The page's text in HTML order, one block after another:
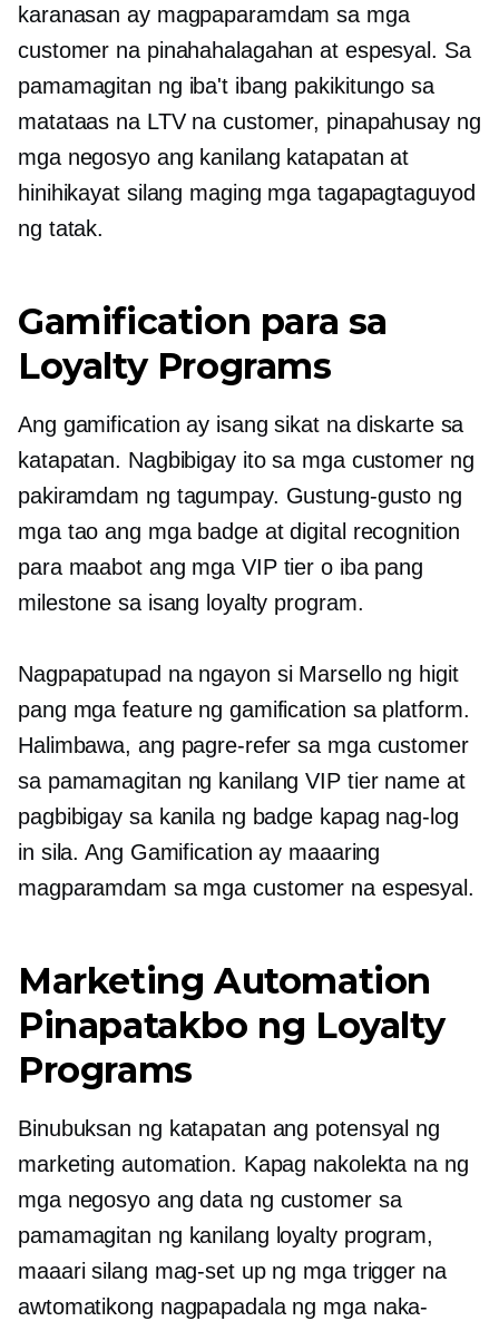
karanasan ay magpaparamdam sa mga
customer na pinahahalagahan at espesyal. Sa
pamamagitan ng iba't ibang pakikitungo sa
matataas na LTV na customer, pinapahusay ng
mga negosyo ang kanilang katapatan at
hinihikayat silang maging mga tagapagtaguyod
ng tatak.
Gamification para sa
Loyalty Programs
Ang gamification ay isang sikat na diskarte sa
katapatan. Nagbibigay ito sa mga customer ng
pakiramdam ng tagumpay. Gustung-gusto ng
mga tao ang mga badge at digital recognition
para maabot ang mga VIP tier o iba pang
milestone sa isang loyalty program.
Nagpapatupad na ngayon si Marsello ng higit
pang mga feature ng gamification sa platform.
Halimbawa, ang pagre-refer sa mga customer
sa pamamagitan ng kanilang VIP tier name at
pagbibigay sa kanila ng badge kapag nag-log
in sila. Ang Gamification ay maaaring
magparamdam sa mga customer na espesyal.
Marketing Automation
Pinapatakbo ng Loyalty
Programs
Binubuksan ng katapatan ang potensyal ng
marketing automation. Kapag nakolekta na ng
mga negosyo ang data ng customer sa
pamamagitan ng kanilang loyalty program,
maaari silang mag-set up ng mga trigger na
awtomatikong nagpapadala ng mga naka-